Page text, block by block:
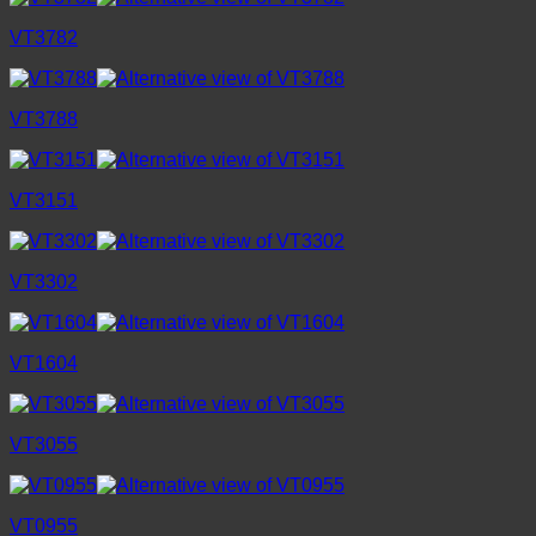
VT3782
VT3788
VT3151
VT3302
VT1604
VT3055
VT0955